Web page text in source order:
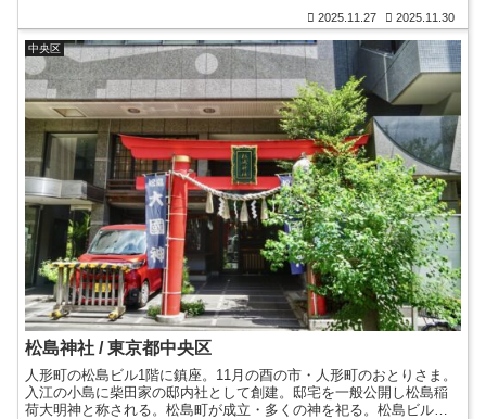
2025.11.27 2025.11.30
中央区
松島神社 / 東京都中央区
人形町の松島ビル1階に鎮座。11月の酉の市・人形町のおとりさま。
入江の小島に柴田家の邸内社として創建。邸宅を一般公開し松島稲
荷大明神と称される。松島町が成立・多くの神を祀る。松島ビルの